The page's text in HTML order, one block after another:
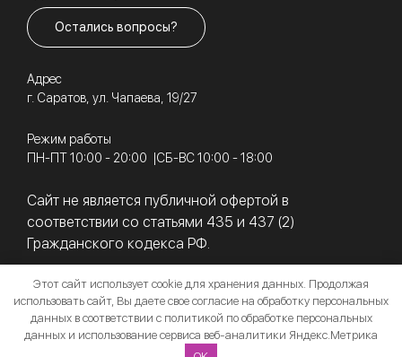
© 2011 - 2026 Магазин цифровой техники App-Room
Разработка сайта
Остались вопросы?
Адрес
г. Саратов, ул. Чапаева, 19/27
Режим работы
ПН-ПТ 10:00 - 20:00
СБ-ВС 10:00 - 18:00
Сайт не является публичной офертой в
соответствии со статьями 435 и 437 (2)
Гражданского кодекса РФ.
Этот сайт использует cookie для хранения данных. Продолжая
использовать сайт, Вы даете свое согласие на обработку персональных
данныхв соответствии с политикой по обработке персональных
данных и использование сервиса веб-аналитики Яндекс.Метрика